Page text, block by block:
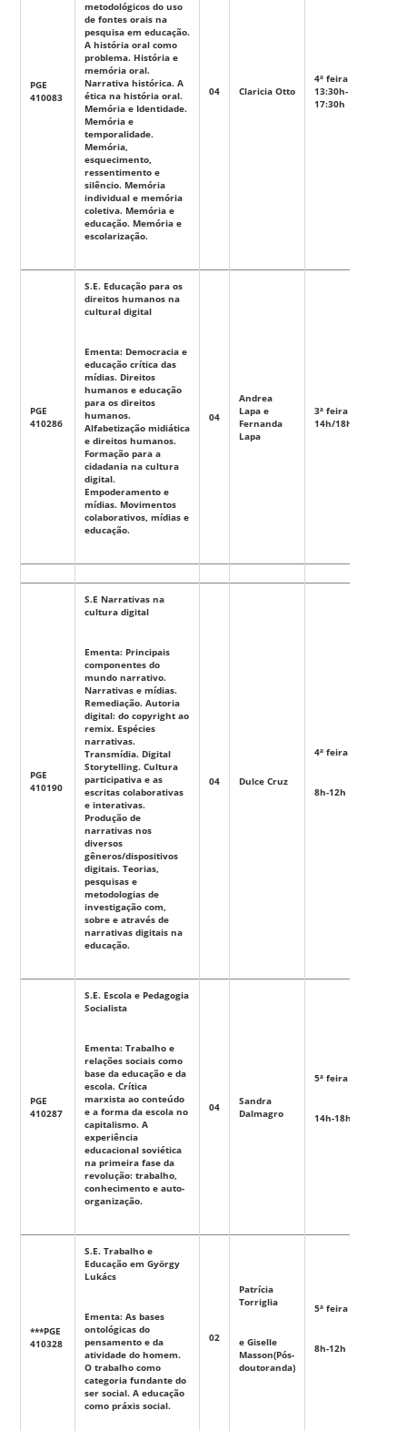
PGE
410083
metodológicos do uso
de fontes orais na
pesquisa em educação.
A história oral como
problema. História e
memória oral.
Narrativa histórica. A
ética na história oral.
Memória e Identidade.
Memória e
temporalidade.
Memória,
esquecimento,
ressentimento e
silêncio. Memória
individual e memória
coletiva. Memória e
educação. Memória e
escolarização.
04 Claricia Otto
4ª feira
13:30h-
17:30h
PGE
410286
S.E. Educação para os
direitos humanos na
cultural digital
Ementa: Democracia e
educação crítica das
mídias. Direitos
humanos e educação
para os direitos
humanos.
Alfabetização midiática
e direitos humanos.
Formação para a
cidadania na cultura
digital.
Empoderamento e
mídias. Movimentos
colaborativos, mídias e
educação.
04
Andrea
Lapa e
Fernanda
Lapa
3ª feira
14h/18h
PGE
410190
S.E Narrativas na
cultura digital
Ementa: Principais
componentes do
mundo narrativo.
Narrativas e mídias.
Remediação. Autoria
digital: do copyright ao
remix. Espécies
narrativas.
Transmídia. Digital
Storytelling. Cultura
participativa e as
escritas colaborativas
e interativas.
Produção de
narrativas nos
diversos
gêneros/dispositivos
digitais. Teorias,
pesquisas e
metodologias de
investigação com,
sobre e através de
narrativas digitais na
educação.
04 Dulce Cruz
4ª feira
8h-12h
PGE
410287
S.E. Escola e Pedagogia
Socialista
Ementa: Trabalho e
relações sociais como
base da educação e da
escola. Crítica
marxista ao conteúdo
e a forma da escola no
capitalismo. A
experiência
educacional soviética
na primeira fase da
revolução: trabalho,
conhecimento e auto-
organização.
04
Sandra
Dalmagro
5ª feira
14h-18h
***PGE
410328
S.E. Trabalho e
Educação em György
Lukács
Ementa: As bases
ontológicas do
pensamento e da
atividade do homem.
O trabalho como
categoria fundante do
ser social. A educação
como práxis social.
02
Patrícia
Torriglia
e Giselle
Masson(Pós-
doutoranda)
5ª feira
8h-12h